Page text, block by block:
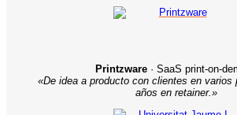
Printzware· SaaS print-on-
«De idea a producto con clientes en
años en retainer.»